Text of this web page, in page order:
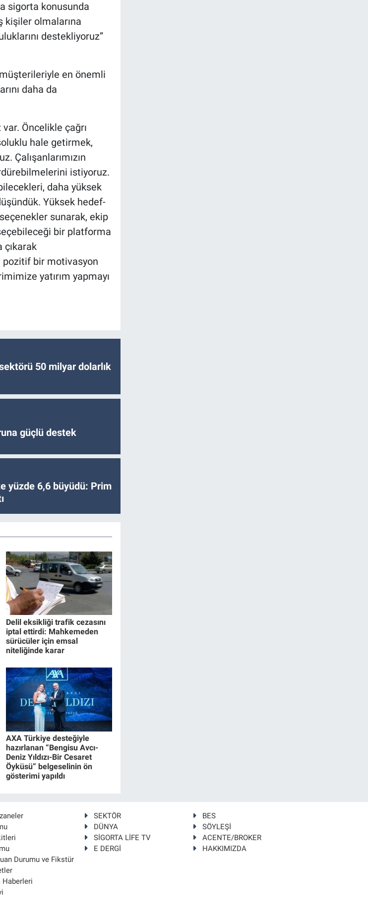
sigorta konusunda
kişiler olmalarına
destekliyoruz”
en önemli
daha da
Öncelikle çağrı
hale getirmek,
Çalışanlarımızın
istiyoruz.
daha yüksek
Yüksek hedef-
sunarak, ekip
bir platforma
çıkarak
bir motivasyon
yatırım yapmayı
50 milyar dolarlık
güçlü destek
yüzde 6,6 büyüdü: Prim
Delil eksikliği trafik cezasını
iptal ettirdi: Mahkemeden
sürücüler için emsal
niteliğinde karar
AXA Türkiye desteğiyle
hazırlanan “Bengisu Avcı-
Deniz Yıldızı-Bir Cesaret
Öyküsü” belgeselinin ön
gösterimi yapıldı
Durumu ve Fikstür
Haberleri
SEKTÖR
BES
DÜNYA
SÖYLEŞİ
SİGORTA LİFE TV
ACENTE/BROKER
E DERGİ
HAKKIMIZDA